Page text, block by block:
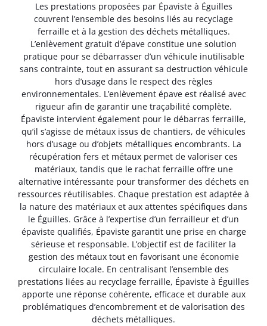
Les prestations proposées par Épaviste à Éguilles
couvrent l’ensemble des besoins liés au recyclage
ferraille et à la gestion des déchets métalliques.
L’enlèvement gratuit d’épave constitue une solution
pratique pour se débarrasser d’un véhicule inutilisable
sans contrainte, tout en assurant sa destruction véhicule
hors d’usage dans le respect des règles
environnementales. L’enlèvement épave est réalisé avec
rigueur afin de garantir une traçabilité complète.
Épaviste intervient également pour le débarras ferraille,
qu’il s’agisse de métaux issus de chantiers, de véhicules
hors d’usage ou d’objets métalliques encombrants. La
récupération fers et métaux permet de valoriser ces
matériaux, tandis que le rachat ferraille offre une
alternative intéressante pour transformer des déchets en
ressources réutilisables. Chaque prestation est adaptée à
la nature des matériaux et aux attentes spécifiques dans
le Éguilles. Grâce à l’expertise d’un ferrailleur et d’un
épaviste qualifiés, Épaviste garantit une prise en charge
sérieuse et responsable. L’objectif est de faciliter la
gestion des métaux tout en favorisant une économie
circulaire locale. En centralisant l’ensemble des
prestations liées au recyclage ferraille, Épaviste à Éguilles
apporte une réponse cohérente, efficace et durable aux
problématiques d’encombrement et de valorisation des
déchets métalliques.